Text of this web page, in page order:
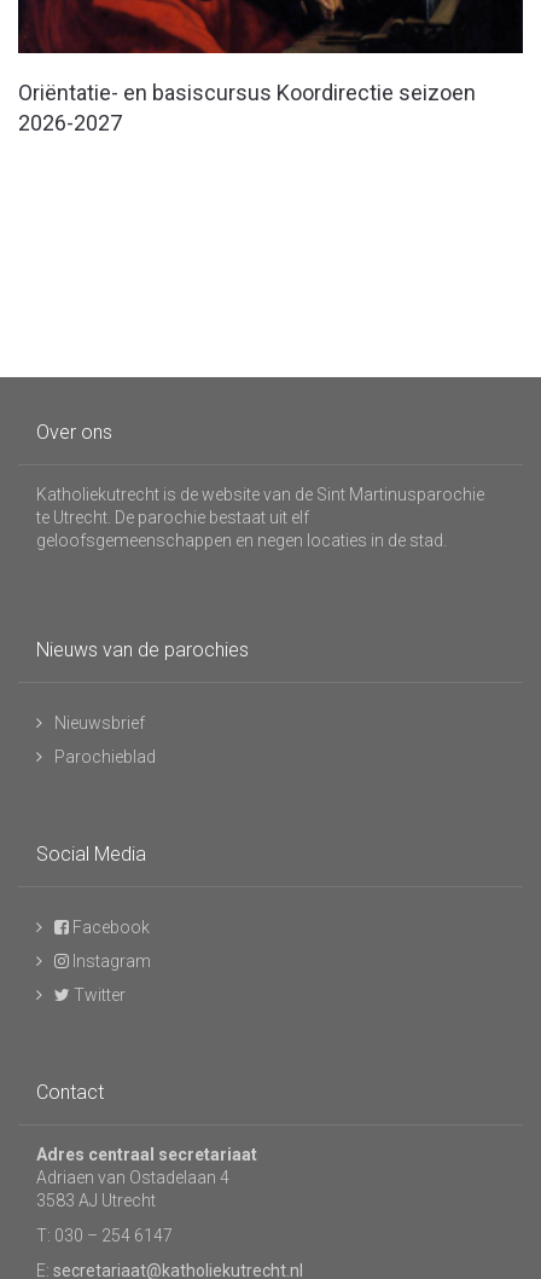
Oriëntatie- en basiscursus Koordirectie seizoen
2026-2027
Over ons
Katholiekutrecht is de website van de Sint Martinusparochie
te Utrecht. De parochie bestaat uit elf
geloofsgemeenschappen en negen locaties in de stad.
Nieuws van de parochies
Nieuwsbrief
Parochieblad
Social Media
Facebook
Instagram
Twitter
Contact
Adres centraal secretariaat
Adriaen van Ostadelaan 4
3583 AJ Utrecht
T: 030 – 254 6147
E: secretariaat@katholiekutrecht.nl